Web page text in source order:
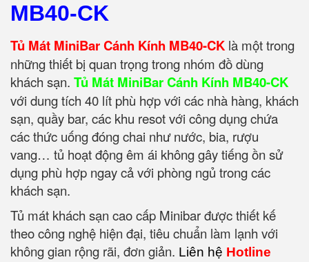
MB40-CK
Tủ Mát MiniBar Cánh Kính MB40-CK là một trong
những thiết bị quan trọng trong nhóm đồ dùng
khách sạn. Tủ Mát MiniBar Cánh Kính MB40-CK
với dung tích 40 lít phù hợp với các nhà hàng, khách
sạn, quầy bar, các khu resot với công dụng chứa
các thức uống đóng chai như nước, bia, rượu
vang… tủ hoạt động êm ái không gây tiếng ồn sử
dụng phù hợp ngay cả với phòng ngủ trong các
khách sạn.
Tủ mát khách sạn cao cấp Minibar được thiết kế
theo công nghệ hiện đại, tiêu chuẩn làm lạnh với
không gian rộng rãi, đơn giản. Liên hệ Hotline